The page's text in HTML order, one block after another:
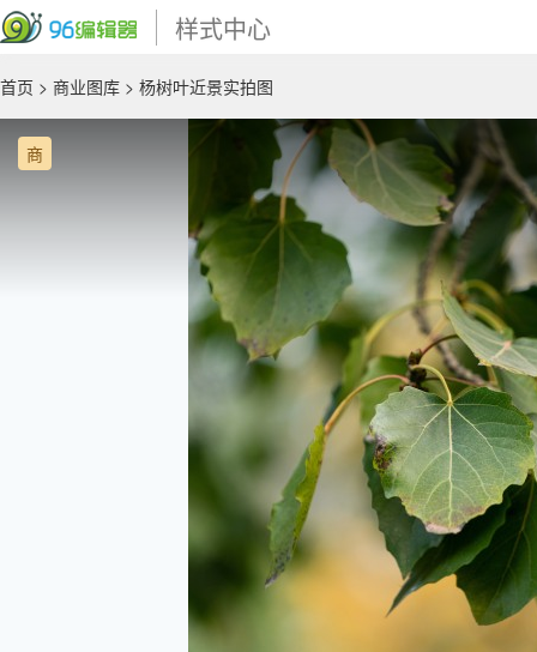
样式中心
首页 > 商业图库 > 杨树叶近景实拍图
商